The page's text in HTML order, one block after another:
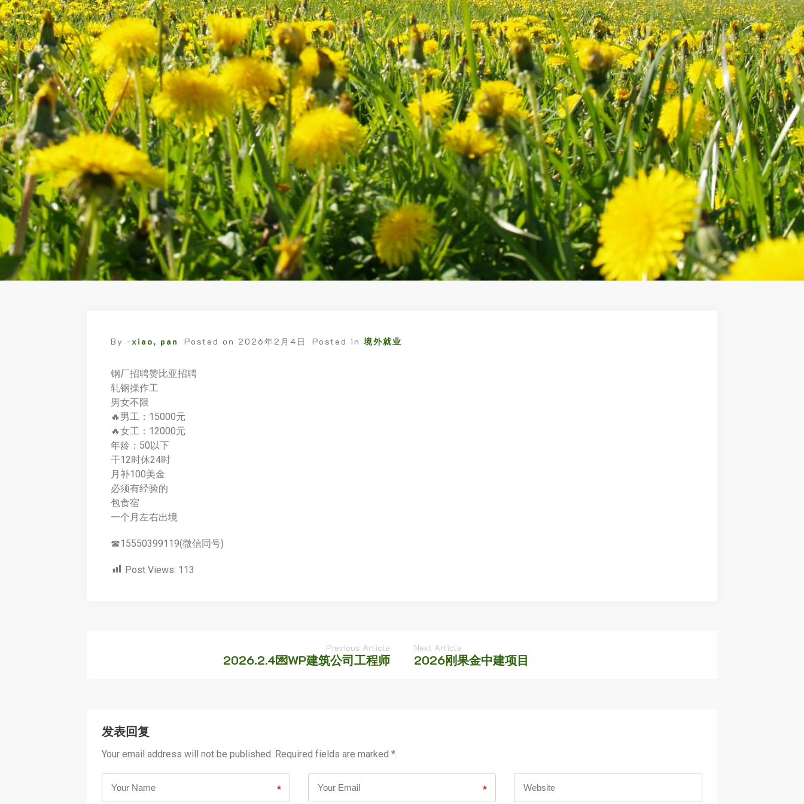
By -xiao, pan Posted on 2026年2月4日 Posted in境外就业
钢厂招聘赞比亚招聘
轧钢操作工
男女不限
🔥男工：15000元
🔥女工：12000元
年龄：50以下
干12时休24时
月补100美金
必须有经验的
包食宿
一个月左右出境
☎15550399119(微信同号)
Post Views: 113
Previous Article
2026.2.4💌WP建筑公司工程师
Next Article
2026刚果金中建项目
发表回复
Your email address will not be published. Required fields are marked *.
* *